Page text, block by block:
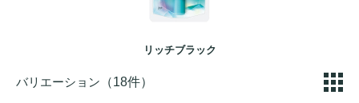
リッチブラック
バリエーション （18件）